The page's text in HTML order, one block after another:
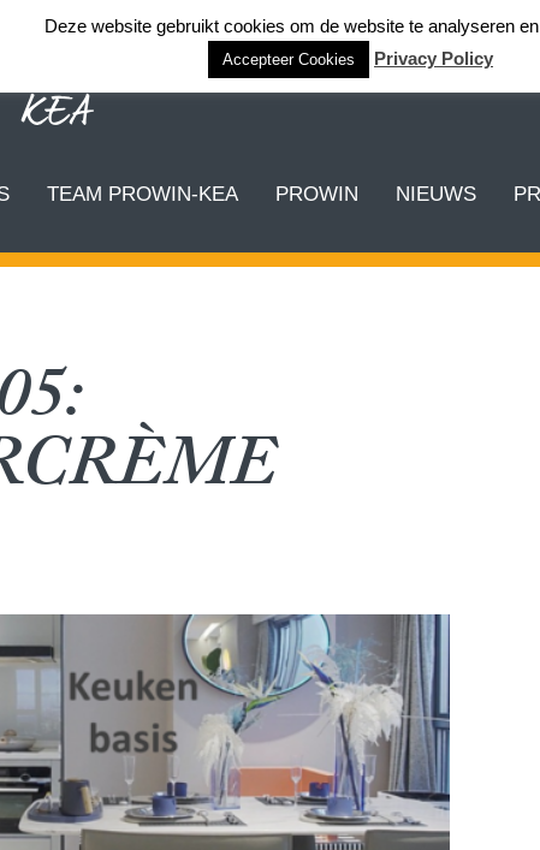
TEAM PROWIN-KEA PROWIN NIEUWS
Deze website gebruikt cookies om de website te analyseren
Accepteer Cookies Privacy Policy